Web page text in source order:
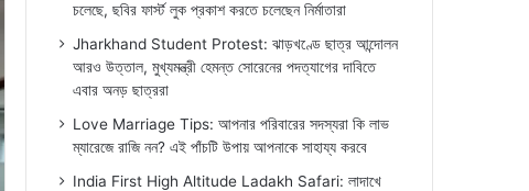
চলেছে, ছবির ফার্স্ট লুক প্রকাশ করতে চলেছেন নির্মাতারা
Jharkhand Student Protest: ঝাড়খণ্ডে ছাত্র আন্দোলন
আরও উত্তাল, মুখ্যমন্ত্রী হেমন্ত সোরেনের পদত্যাগের দাবিতে
এবার অনড় ছাত্ররা
Love Marriage Tips: আপনার পরিবারের সদস্যরা কি লাভ
ম্যারেজে রাজি নন? এই পাঁচটি উপায় আপনাকে সাহায্য করবে
India First High Altitude Ladakh Safari: লাদাখে